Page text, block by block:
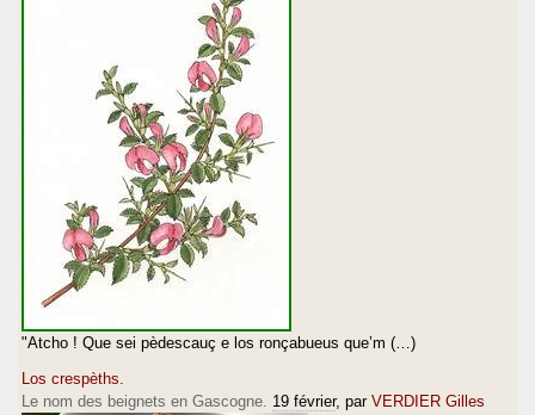
"Atcho ! Que sei pèdescauç e los ronçabueus que’m (…)
Los crespèths.
Le nom des beignets en Gascogne. 19 février, par VERDIER Gilles